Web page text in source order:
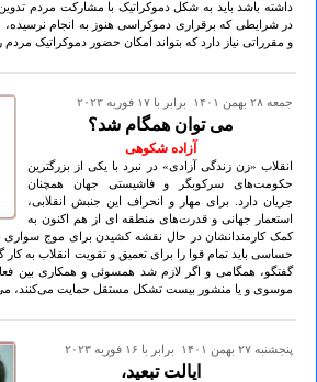
داشته باشد باید به شکل دموکراتیک با مشارکت مردم
در شرایطی که برقراری دموکراسی هنوز به انجام نرسیده،
و مقرراتی نیاز دارد که بتواند امکان حضور دموکراتیک مردم
جمعه ۲۸ بهمن ۱۴۰۱ برابر با ۱۷ فوريه ۲۰۲۳
می توان همگام شد؟
آزاده شکوهی
انقلاب «زن زندگی آزادی» در نبرد با یکی از بزرگترین
حکومت‌های سرکوبگر و فاشیستی جهان همچنان
جریان دارد. برای مهار و انحراف این جنبش انقلابی،
استعمار جهانی و قدرت‌های منطقه ای از هم اکنون به
کمک کارمندانشان در حال نقشه کشیدن برای موج سواری بر
حساسی باید تمام قوا را برای تعمیق و تقویت انقلاب به
گفتگو، همگامی و اگر لازم شد همسوئی و همکاری بین
موسوی و یا منشور بیست تشکل مستقل حمایت می‌کنند، می
پنجشنبه ۲۷ بهمن ۱۴۰۱ برابر با ۱۶ فوريه ۲۰۲۳
ایالت تبعید،